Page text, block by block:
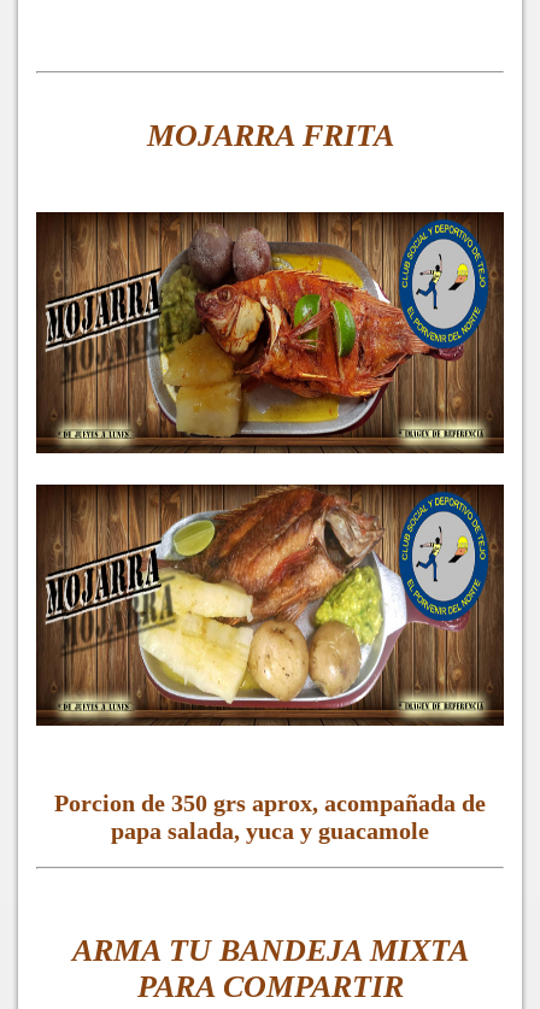
MOJARRA FRITA
Porcion de 350 grs aprox, acompañada de
papa salada, yuca y guacamole
ARMA TU BANDEJA MIXTA
PARA COMPARTIR